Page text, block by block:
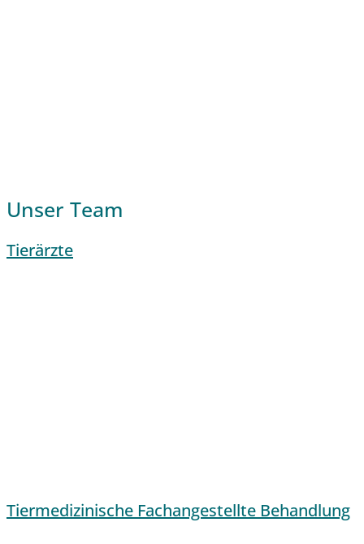
Unser Team
Tierärzte
Tiermedizinische Fachangestellte Behandlung